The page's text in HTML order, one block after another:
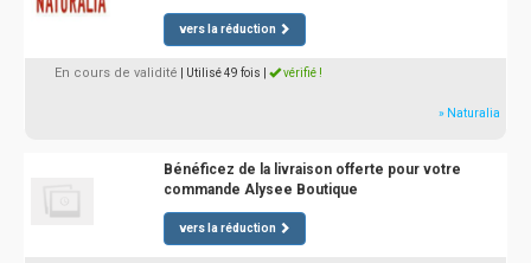
vers la réduction
En cours de validité | Utilisé 49 fois vérifié !
» Naturalia
Bénéficez de la livraison offerte pour votre
commande Alysee Boutique
vers la réduction